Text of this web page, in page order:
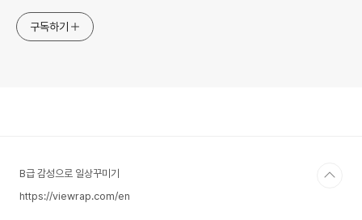
구독하기
B급 감성으로 일상꾸미기
https://viewrap.com/en